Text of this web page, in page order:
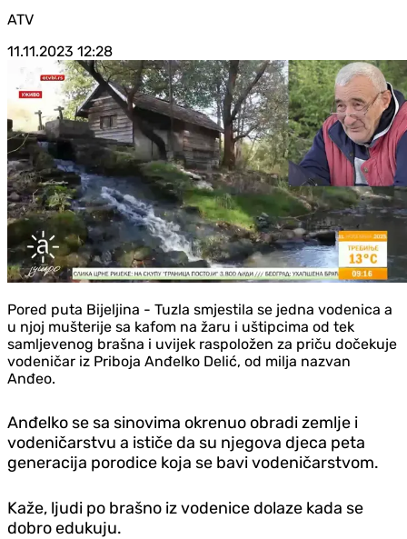
ATV
11.11.2023 12:28
Pored puta Bijeljina - Tuzla smjestila se jedna vodenica a
u njoj mušterije sa kafom na žaru i uštipcima od tek
samljevenog brašna i uvijek raspoložen za priču dočekuje
vodeničar iz Priboja Anđelko Delić, od milja nazvan
Anđeo.
Anđelko se sa sinovima okrenuo obradi zemlje i
vodeničarstvu a ističe da su njegova djeca peta
generacija porodice koja se bavi vodeničarstvom.
Kaže, ljudi po brašno iz vodenice dolaze kada se
dobro edukuju.